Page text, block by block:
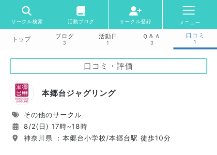
サークル検索 活動ブログ サークル登録 メニュー
トップ ブログ
3
活動日
1
Ｑ＆Ａ
3
口コミ
1
口コミ・評価
本郷台ジャグリング
その他のサークル
8/2(日) 17時~18時
神奈川県 ：本郷台小学校/本郷台駅 徒歩10分